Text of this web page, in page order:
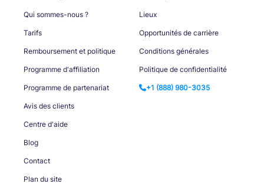
Qui sommes-nous ?
Tarifs
Remboursement et politique
Programme d'affiliation
Programme de partenariat
Avis des clients
Centre d'aide
Blog
Contact
Plan du site
Lieux
Opportunités de carrière
Conditions générales
Politique de confidentialité
+1 (888) 980-3035